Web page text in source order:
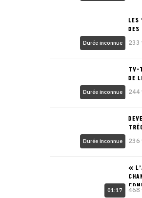
Durée inconnue
LES
DES
233
Durée inconnue
TV-
DE
244
Durée inconnue 236
01:17
«
468